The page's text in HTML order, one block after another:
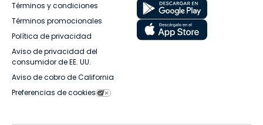
Términos y condiciones
Términos promocionales
Política de privacidad
Aviso de privacidad del
consumidor de EE. UU.
Aviso de cobro de California
Preferencias de cookies